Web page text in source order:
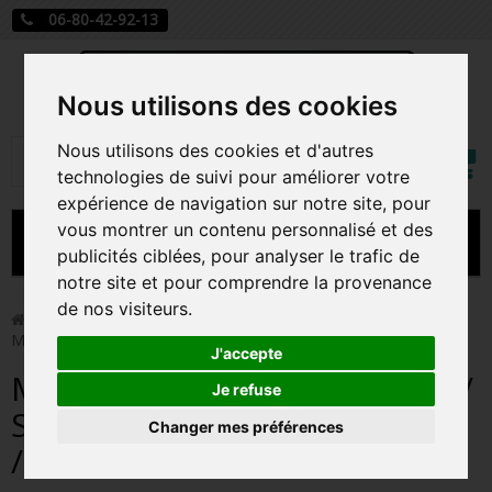
Nous utilisons des cookies
Nous utilisons des cookies et d'autres
technologies de suivi pour améliorer votre
expérience de navigation sur notre site, pour
vous montrer un contenu personnalisé et des
publicités ciblées, pour analyser le trafic de
notre site et pour comprendre la provenance
de nos visiteurs.
J'accepte
Je refuse
Changer mes préférences
06-80-42-92-13
Rechercher
Mon
MENU
CARTE A JOUER
PRÉCOMMANDE FIGURINES POP
FIGURINES POP MANGA
FIGURINES POP DISNEY
FIGURINES POP MARVEL
Funko Pop! > MILES MORALES TRACK SUIT / SPIDER-
MAN MILES MORALES / FIGURINE FUNKO POP
MILES MORALES TRACK SUIT /
SPIDER-MAN MILES MORALES
/ FIGURINE FUNKO POP